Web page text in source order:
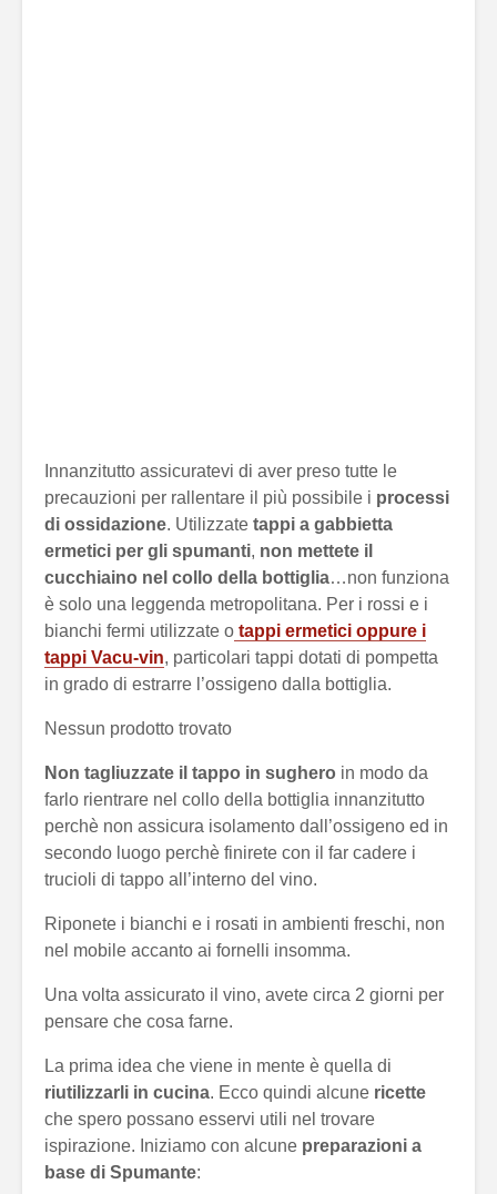
Innanzitutto assicuratevi di aver preso tutte le
precauzioni per rallentare il più possibile i processi
di ossidazione. Utilizzate tappi a gabbietta
ermetici per gli spumanti, non mettete il
cucchiaino nel collo della bottiglia…non funziona
è solo una leggenda metropolitana. Per i rossi e i
bianchi fermi utilizzate o tappi ermetici oppure i
tappi Vacu-vin, particolari tappi dotati di pompetta
in grado di estrarre l’ossigeno dalla bottiglia.
Nessun prodotto trovato
Non tagliuzzate il tappo in sughero in modo da
farlo rientrare nel collo della bottiglia innanzitutto
perchè non assicura isolamento dall’ossigeno ed in
secondo luogo perchè finirete con il far cadere i
trucioli di tappo all’interno del vino.
Riponete i bianchi e i rosati in ambienti freschi, non
nel mobile accanto ai fornelli insomma.
Una volta assicurato il vino, avete circa 2 giorni per
pensare che cosa farne.
La prima idea che viene in mente è quella di
riutilizzarli in cucina. Ecco quindi alcune ricette
che spero possano esservi utili nel trovare
ispirazione. Iniziamo con alcune preparazioni a
base di Spumante: